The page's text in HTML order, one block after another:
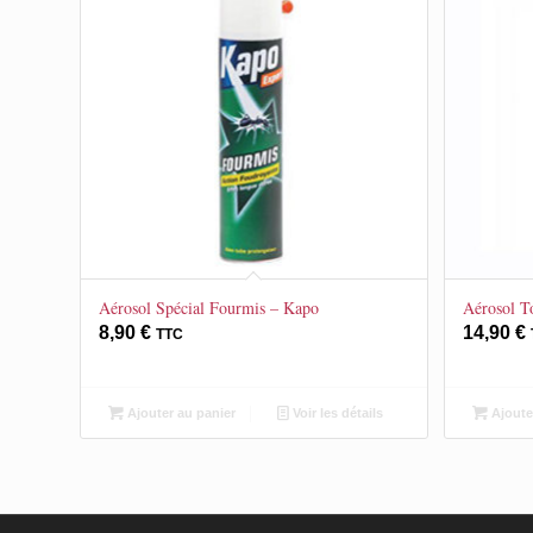
Aérosol Spécial Fourmis – Kapo
8,90 € TTC
Ajouter au panier Voir les détails
Aérosol
14,90 €